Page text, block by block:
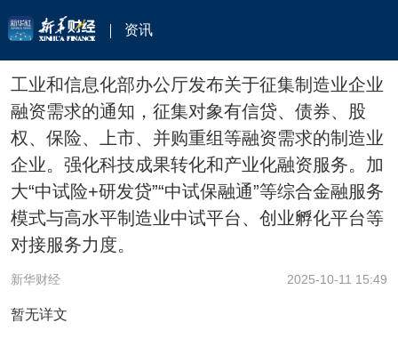
资讯
工业和信息化部办公厅发布关于征集制造业企业
融资需求的通知，征集对象有信贷、债券、股
权、保险、上市、并购重组等融资需求的制造业
企业。强化科技成果转化和产业化融资服务。加
大“中试险+研发贷”“中试保融通”等综合金融服务
模式与高水平制造业中试平台、创业孵化平台等
对接服务力度。
新华财经 2025-10-11 15:49
暂无详文